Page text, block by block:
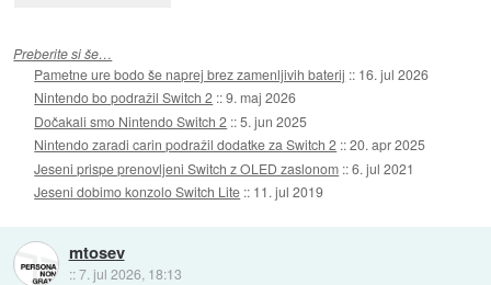
Preberite si še…
Pametne ure bodo še naprej brez zamenljivih baterij :: 16. jul 2026
Nintendo bo podražil Switch 2 ::9. maj 2026
Dočakali smo Nintendo Switch 2 ::5. jun 2025
Nintendo zaradi carin podražil dodatke za Switch 2 ::20. apr 2025
Jeseni prispe prenovljeni Switch z OLED zaslonom ::6. jul 2021
Jeseni dobimo konzolo Switch Lite :: 11. jul 2019
mtosev
::7. jul 2026, 18:13